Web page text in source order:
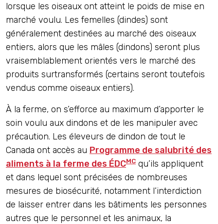
lorsque les oiseaux ont atteint le poids de mise en
marché voulu. Les femelles (dindes) sont
généralement destinées au marché des oiseaux
entiers, alors que les mâles (dindons) seront plus
vraisemblablement orientés vers le marché des
produits surtransformés (certains seront toutefois
vendus comme oiseaux entiers).
À la ferme, on s’efforce au maximum d’apporter le
soin voulu aux dindons et de les manipuler avec
précaution. Les éleveurs de dindon de tout le
Canada ont accès au Programme de salubrité des
aliments à la ferme des ÉDCMC qu’ils appliquent
et dans lequel sont précisées de nombreuses
mesures de biosécurité, notamment l’interdiction
de laisser entrer dans les bâtiments les personnes
autres que le personnel et les animaux, la